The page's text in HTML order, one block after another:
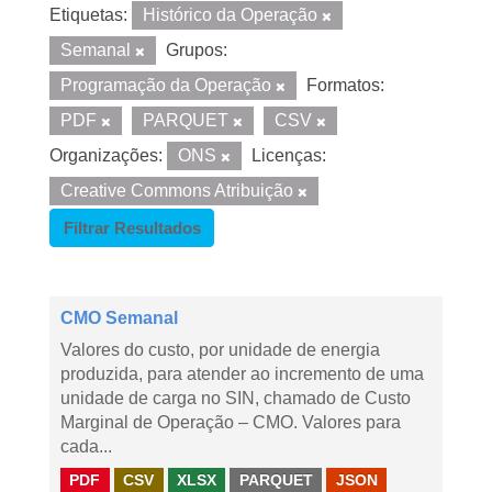
Etiquetas:
Histórico da Operação
Semanal
Grupos:
Programação da Operação
Formatos:
PDF
PARQUET
CSV
Organizações:
ONS
Licenças:
Creative Commons Atribuição
Filtrar Resultados
CMO Semanal
Valores do custo, por unidade de energia
produzida, para atender ao incremento de uma
unidade de carga no SIN, chamado de Custo
Marginal de Operação – CMO. Valores para
cada...
PDF CSV XLSX PARQUET JSON